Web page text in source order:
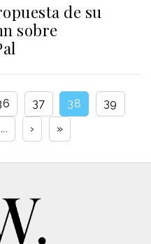
de su
sobre
37 38
39
... › »